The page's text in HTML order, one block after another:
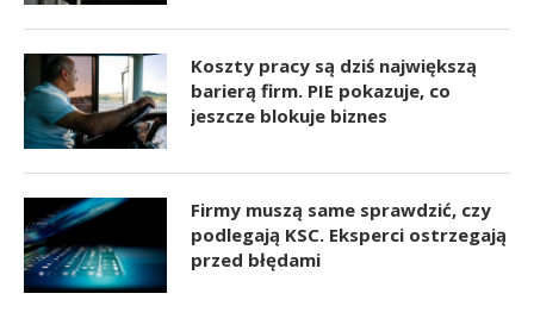
Koszty pracy są dziś największą
barierą firm. PIE pokazuje, co
jeszcze blokuje biznes
Firmy muszą same sprawdzić, czy
podlegają KSC. Eksperci ostrzegają
przed błędami